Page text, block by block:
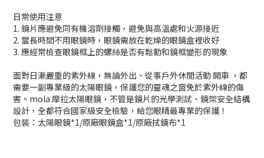
日常使用注意
1. 鏡片應避免同有機溶劑接觸，避免與高溫處和火源接近
2. 當長時間不用眼鏡時，眼鏡需放在乾燥的眼鏡盒裡收好
3. 應經常檢查眼鏡框上的螺絲是否有鬆動和鏡框變形的現象
面對日漸嚴重的紫外線，無論外出、從事戶外休閒活動 開車 ，都
需要一副專業級的太陽眼鏡，保護您的靈魂之窗免於紫外線的傷
害。mola 摩拉太陽眼鏡，不管是鏡片的光學測試、鏡架安全結構
設計，全都符合國家級安全檢驗，給您眼睛最專業的保護！
包裝：太陽眼鏡*1/原廠眼鏡盒*1/原廠拭鏡布*1